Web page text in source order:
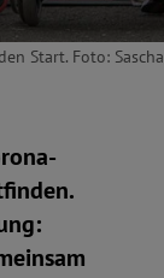
Start. Foto: Sascha